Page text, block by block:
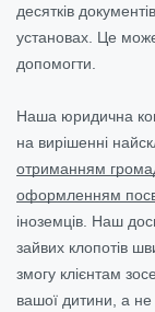
десятків
установах. Це
допомогти.
Наша юридична
на вирішенні
отриманням
оформленням
іноземців. Наш
зайвих клопотів
змогу клієнтам
вашої дитини, а